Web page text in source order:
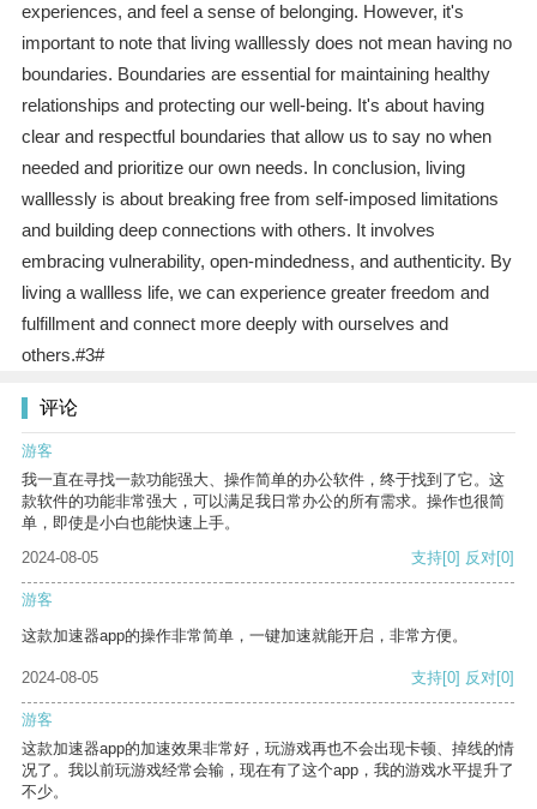
experiences, and feel a sense of belonging. However, it's
important to note that living walllessly does not mean having no
boundaries. Boundaries are essential for maintaining healthy
relationships and protecting our well-being. It's about having
clear and respectful boundaries that allow us to say no when
needed and prioritize our own needs. In conclusion, living
walllessly is about breaking free from self-imposed limitations
and building deep connections with others. It involves
embracing vulnerability, open-mindedness, and authenticity. By
living a wallless life, we can experience greater freedom and
fulfillment and connect more deeply with ourselves and
others.#3#
评论
游客
我一直在寻找一款功能强大、操作简单的办公软件，终于找到了它。这
款软件的功能非常强大，可以满足我日常办公的所有需求。操作也很简
单，即使是小白也能快速上手。
2024-08-05
支持[0] 反对[0]
游客
这款加速器app的操作非常简单，一键加速就能开启，非常方便。
2024-08-05 支持[0] 反对[0]
游客
这款加速器app的加速效果非常好，玩游戏再也不会出现卡顿、掉线的情
况了。我以前玩游戏经常会输，现在有了这个app，我的游戏水平提升了
不少。